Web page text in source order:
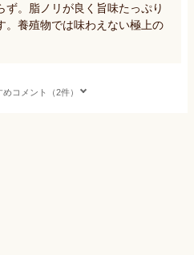
ず。脂ノリが良く旨味たっぷり
。養殖物では味わえない極上の
コメント（2件）